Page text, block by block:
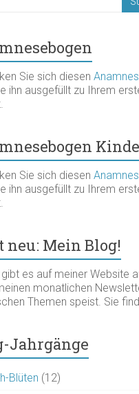
Sie sich diesen
ihn ausgefüllt zu Ihrem
Sie sich diesen
ihn ausgefüllt zu Ihrem
neu: Mein Blog!
es auf meiner Website
monatlichen
Themen speist. Sie
Jahrgänge
Blüten (12)